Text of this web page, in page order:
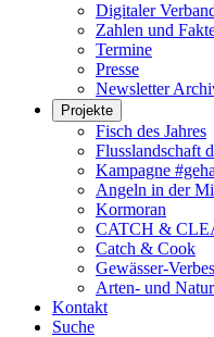
Digitaler
Zahlen und
Termine
Presse
Newsletter
Projekte
Fisch des Jahres
Flusslandschaft
Kampagne
Angeln in der
Kormoran
CATCH &
Catch & Cook
Gewässer-
Arten- und
Kontakt
Suche